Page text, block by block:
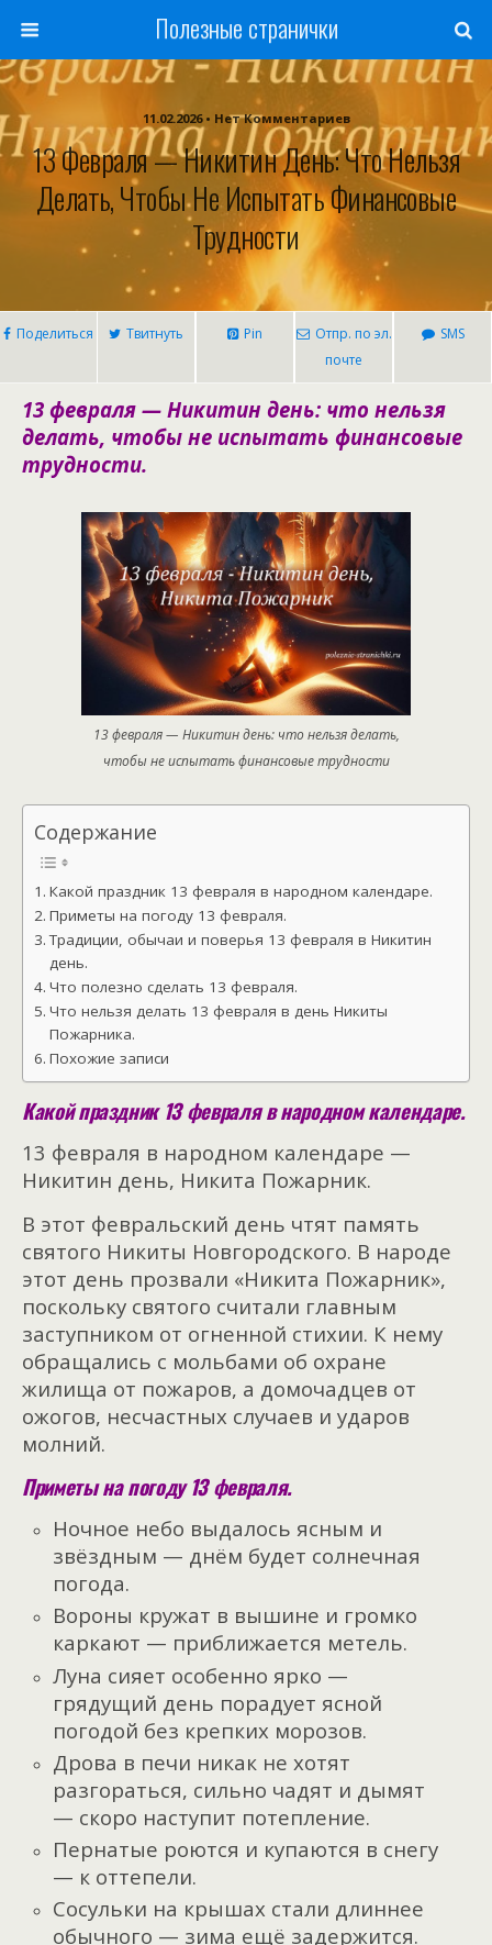
Полезные странички
11.02.2026 • Нет Комментариев
13 Февраля — Никитин День: Что Нельзя
Делать, Чтобы Не Испытать Финансовые
Трудности
Поделиться Твитнуть Pin
Отпр. по эл.
почте
SMS
13 февраля — Никитин день: что нельзя
делать, чтобы не испытать финансовые
трудности.
13 февраля — Никитин день: что нельзя делать,
чтобы не испытать финансовые трудности
Содержание
Какой праздник 13 февраля в народном календаре.
Приметы на погоду 13 февраля.
Традиции, обычаи и поверья 13 февраля в Никитин
день.
Что полезно сделать 13 февраля.
Что нельзя делать 13 февраля в день Никиты
Пожарника.
Похожие записи
Какой праздник 13 февраля в народном календаре.
13 февраля в народном календаре —
Никитин день, Никита Пожарник.
В этот февральский день чтят память
святого Никиты Новгородского. В народе
этот день прозвали «Никита Пожарник»,
поскольку святого считали главным
заступником от огненной стихии. К нему
обращались с мольбами об охране
жилища от пожаров, а домочадцев от
ожогов, несчастных случаев и ударов
молний.
Приметы на погоду 13 февраля.
Ночное небо выдалось ясным и
звёздным — днём будет солнечная
погода.
Вороны кружат в вышине и громко
каркают — приближается метель.
Луна сияет особенно ярко —
грядущий день порадует ясной
погодой без крепких морозов.
Дрова в печи никак не хотят
разгораться, сильно чадят и дымят
— скоро наступит потепление.
Пернатые роются и купаются в снегу
— к оттепели.
Сосульки на крышах стали длиннее
обычного — зима ещё задержится.